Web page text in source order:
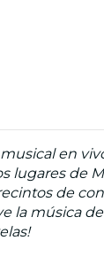
en
lugares de
de
la música